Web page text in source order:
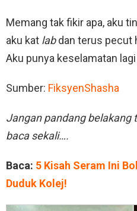
Memang tak fikir apa, aku
aku kat labdan terus pecut
Aku punya keselamatan
Sumber: FiksyenShasha
Jangan pandang belakang
baca sekali….
Baca: 5 Kisah Seram Ini
Duduk Kolej!